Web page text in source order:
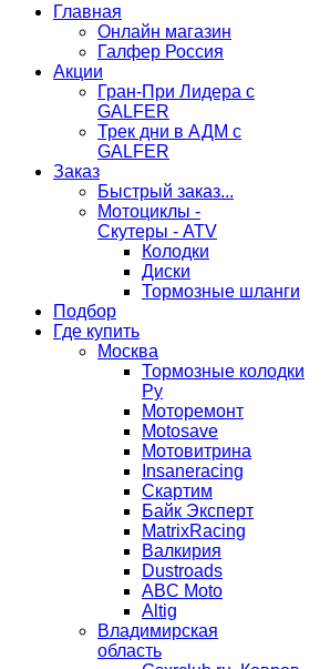
Главная
Онлайн магазин
Галфер Россия
Акции
Гран-При Лидера c
GALFER
Трек дни в АДМ с
GALFER
Заказ
Быстрый заказ...
Мотоциклы -
Скутеры - ATV
Колодки
Диски
Тормозные шланги
Подбор
Где купить
Москва
Тормозные колодки
Ру
Моторемонт
Motosave
Мотовитрина
Insaneracing
Скартим
Байк Эксперт
MatrixRacing
Валкирия
Dustroads
ABC Moto
Altig
Владимирская
область